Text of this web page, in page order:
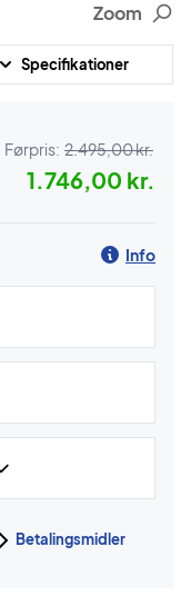
Zoom
Specifikationer
Førpris: 2.495,00 kr.
1.746,00 kr.
Info
Betalingsmidler